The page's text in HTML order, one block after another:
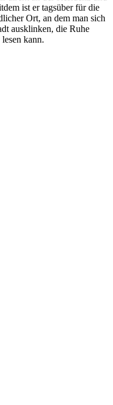
ist er tagsüber für die
Ort, an dem man sich
ausklinken, die Ruhe
kann.